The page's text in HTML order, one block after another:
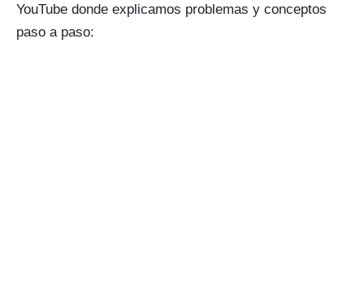
YouTube donde explicamos problemas y conceptos
paso a paso: